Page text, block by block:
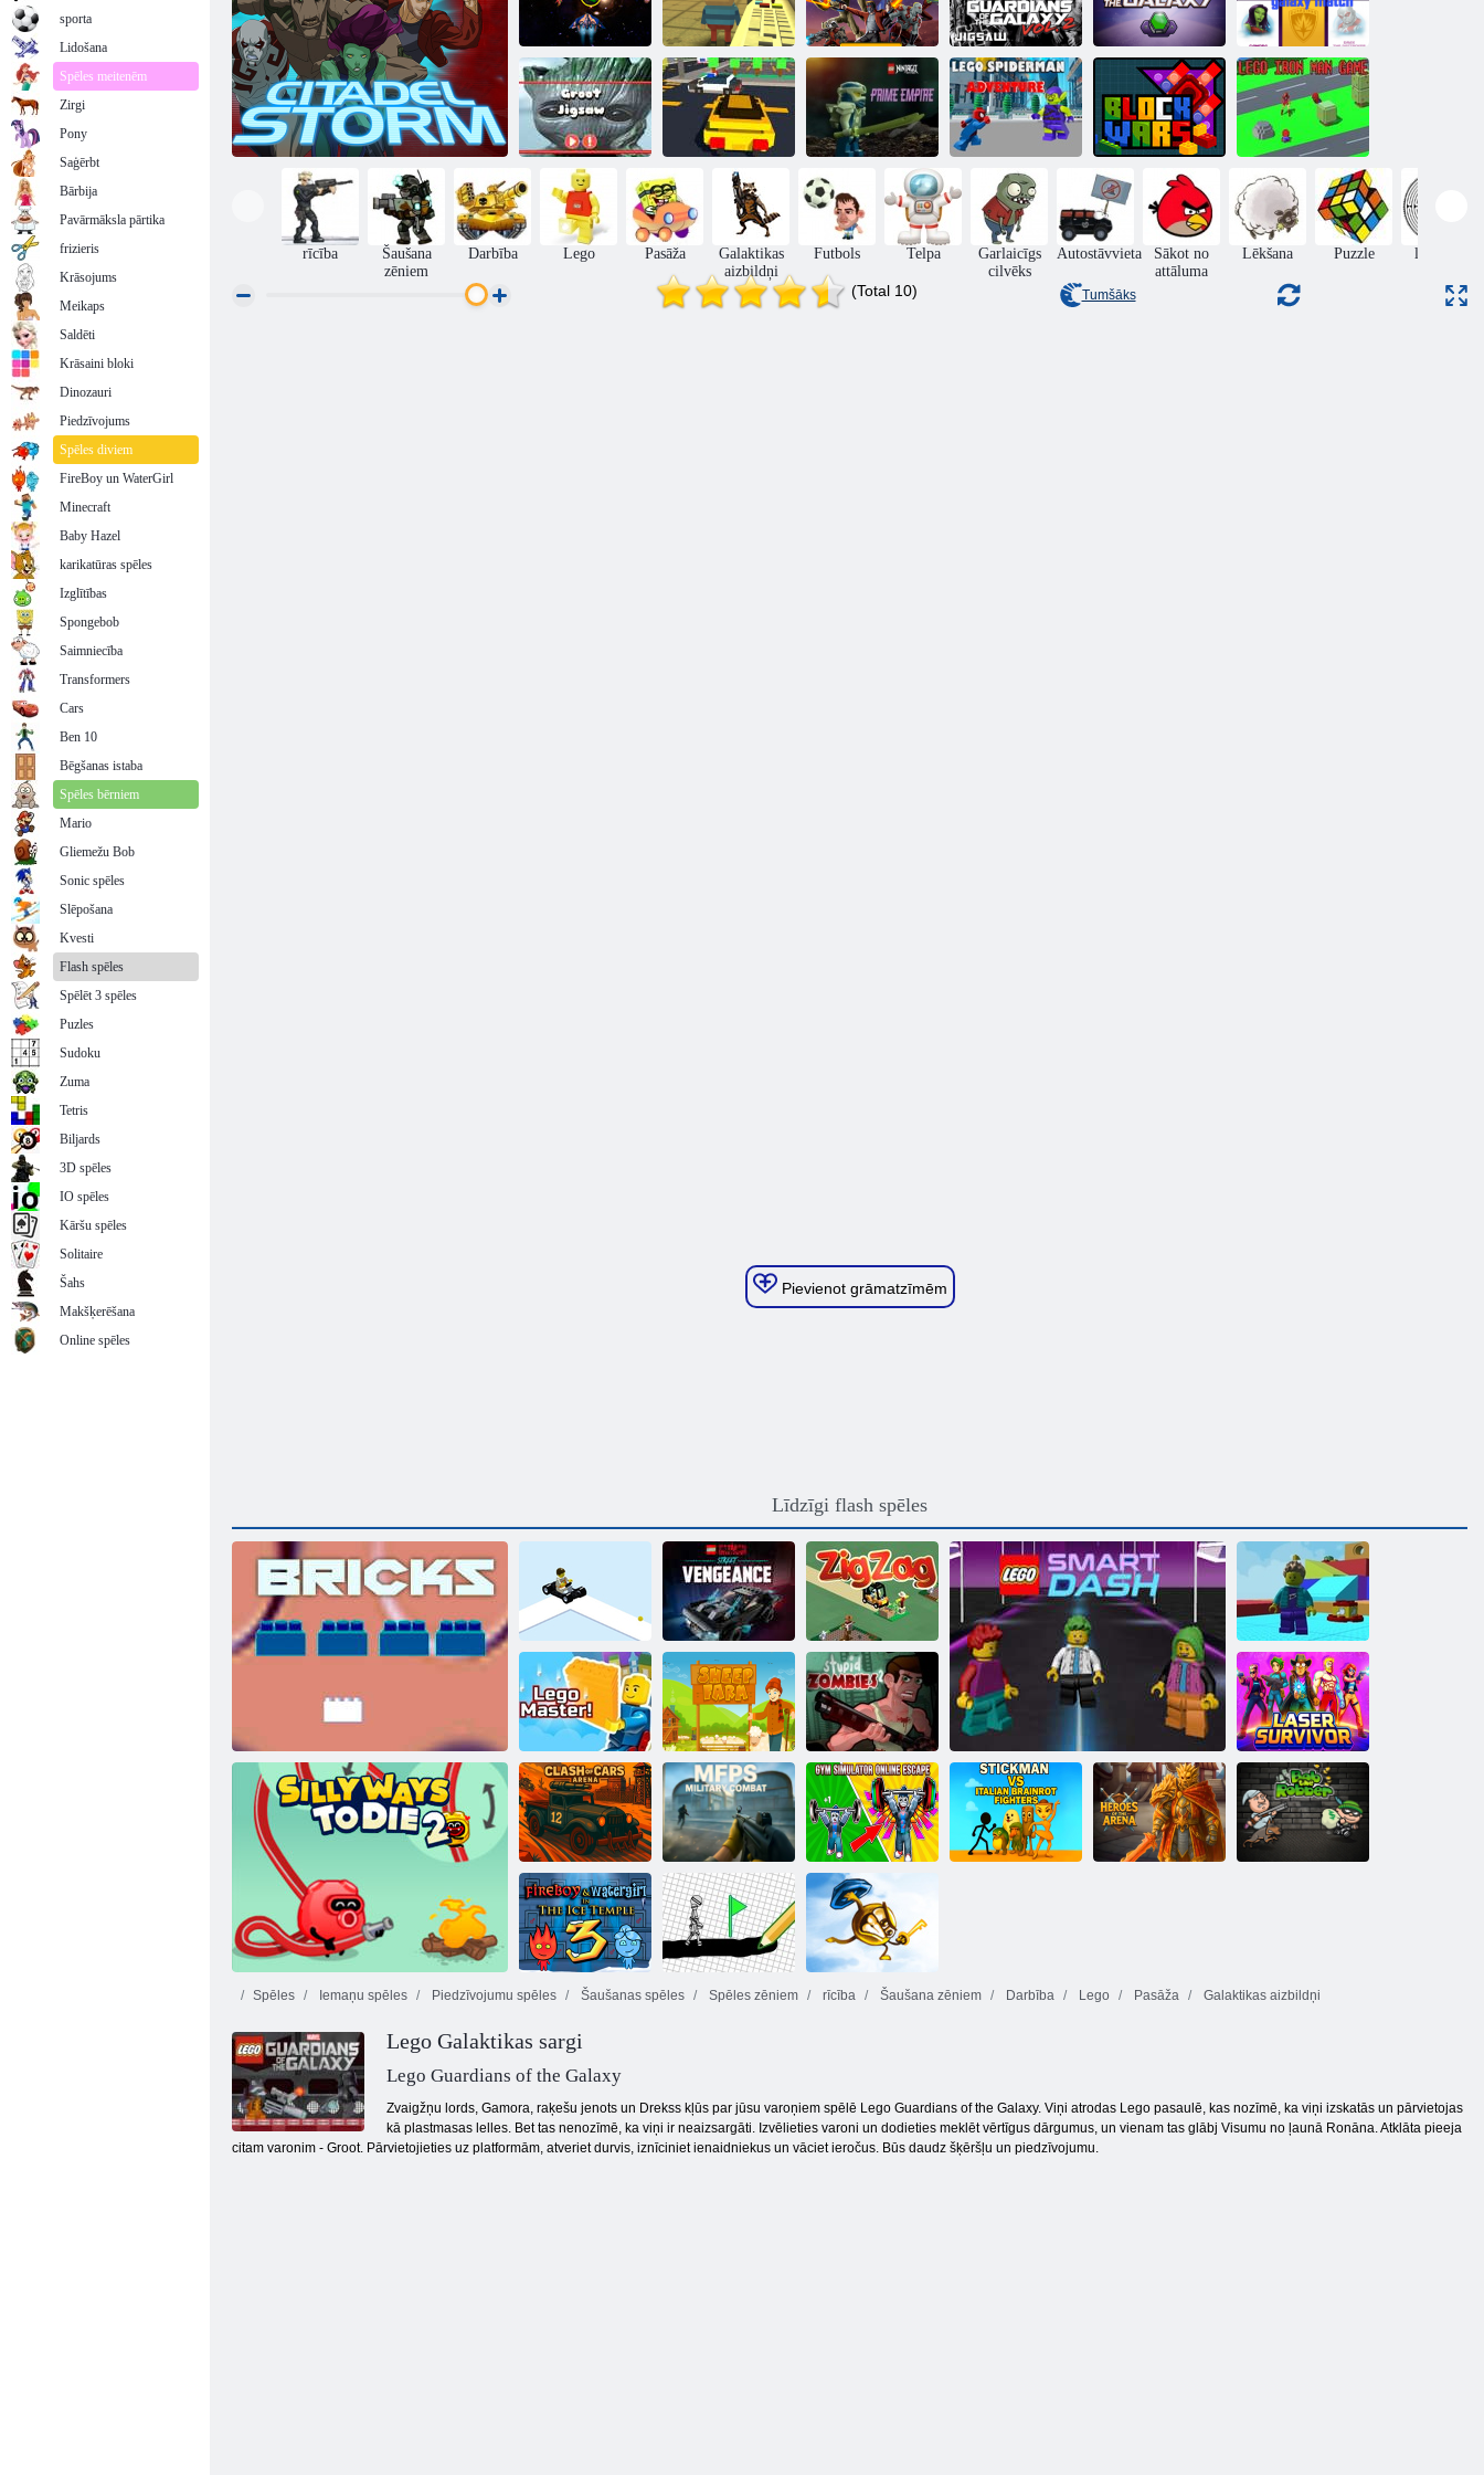
Galaktikas sargi:
Aizstāvēt
galaktika
Kogama
Galaktikas
aizbildņi
Galaktikas
kosmiskā
piedzīvojuma
aizbildņi
Galaktikas Vol 2
aizbildņu
finierzāģis
Galaktikas
aizbildnis:
izveidojiet savu
Galaktikas
spēles aizbildņi
Groot finierzāģis
Lego
supervaroņu
sacīkstes
LEGO Ninjago
premjerministra
impērija
Lego Spiderman
piedzīvojums
Bloku kari Ironman Lego
rīcība
Šaušana
zēniem
Darbība Lego Pasāža
Galaktikas
aizbildņi
Futbols Telpa
Garlaicīgs
cilvēks
Autostāvvieta
Sākot no
attāluma
Lēkšana Puzzle labirints
(Total 10) Tumšāks
Pievienot grāmatzīmēm
Līdzīgi flash spēles
Ķieģelis
Pilsētas laukums
LEGO Betmena
ielas atriebība
Lego Zig Zag
Legobby: rotaļu
laukuma
hardcore
izaicinājums
Lego meistars! Aitu ferma Stulbi zombiji 2
Izdzīvojušais
lāzers
Automašīnu
arēna sadursme
MFPS militārā
kauja
Trenažieru zāles
simulators
tiešsaistē
Watergirl 3:
ledus templis
Spēles Iemaņu spēles Piedzīvojumu spēles Šaušanas spēles Spēles zēniem rīcība Šaušana zēniem Darbība Lego Pasāža Galaktikas aizbildņi
Lego Galaktikas sargi
Lego Guardians of the Galaxy
Zvaigžņu lords, Gamora, raķešu jenots un Drekss kļūs par jūsu varoņiem spēlē Lego Guardians of the Galaxy. Viņi atrodas Lego pasaulē, kas nozīmē, ka viņi izskatās un pārvietojas
kā plastmasas lelles. Bet tas nenozīmē, ka viņi ir neaizsargāti. Izvēlieties varoni un dodieties meklēt vērtīgus dārgumus, un vienam tas glābj Visumu no ļaunā Ronāna. Atklāta pieeja
citam varonim - Groot. Pārvietojieties uz platformām, atveriet durvis, iznīciniet ienaidniekus un vāciet ieročus. Būs daudz šķēršļu un piedzīvojumu.
sporta
Lidošana
Spēles meitenēm
Zirgi
Pony
Saģērbt
Bārbija
Pavārmāksla pārtika
frizieris
Krāsojums
Meikaps
Saldēti
Krāsaini bloki
Dinozauri
Piedzīvojums
Spēles diviem
FireBoy un WaterGirl
Minecraft
Baby Hazel
karikatūras spēles
Izglītības
Spongebob
Saimniecība
Transformers
Cars
Ben 10
Bēgšanas istaba
Spēles bērniem
Mario
Gliemežu Bob
Sonic spēles
Slēpošana
Kvesti
Flash spēles
Spēlēt 3 spēles
Puzles
Sudoku
Zuma
Tetris
Biljards
3D spēles
IO spēles
Kāršu spēles
Solitaire
Šahs
Makšķerēšana
Online spēles